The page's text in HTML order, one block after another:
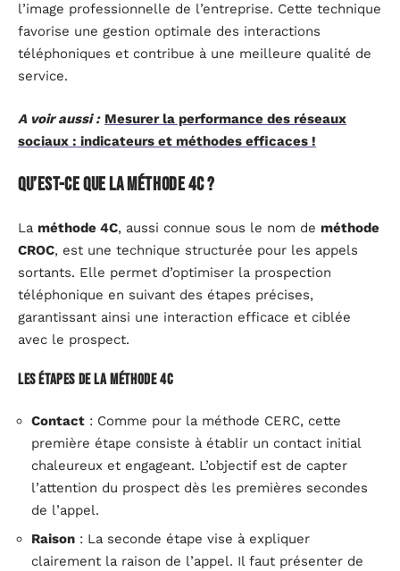
l’image professionnelle de l’entreprise. Cette technique
favorise une gestion optimale des interactions
téléphoniques et contribue à une meilleure qualité de
service.
A voir aussi : Mesurer la performance des réseaux
sociaux : indicateurs et méthodes efficaces !
Qu’est-ce que la méthode 4C ?
La méthode 4C, aussi connue sous le nom de méthode
CROC, est une technique structurée pour les appels
sortants. Elle permet d’optimiser la prospection
téléphonique en suivant des étapes précises,
garantissant ainsi une interaction efficace et ciblée
avec le prospect.
Les étapes de la méthode 4C
Contact : Comme pour la méthode CERC, cette
première étape consiste à établir un contact initial
chaleureux et engageant. L’objectif est de capter
l’attention du prospect dès les premières secondes
de l’appel.
Raison : La seconde étape vise à expliquer
clairement la raison de l’appel. Il faut présenter de